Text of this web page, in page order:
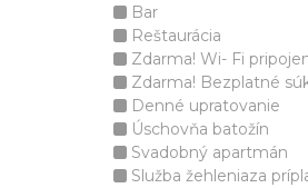
Bar
Reštaurácia
Zdarma! Wi- Fi
Zdarma! Bezplatné
Denné upratovanie
Úschovňa batožín
Svadobný apartmán
Služba žehleniaza